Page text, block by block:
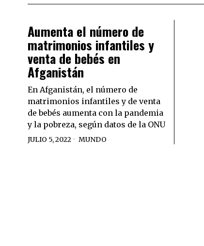
Aumenta el número de
matrimonios infantiles y
venta de bebés en
Afganistán
En Afganistán, el número de
matrimonios infantiles y de venta
de bebés aumenta con la pandemia
y la pobreza, según datos de la ONU
JULIO 5, 2022 MUNDO